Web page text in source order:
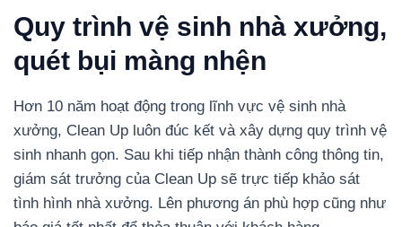
Quy trình vệ sinh nhà xưởng,
quét bụi màng nhện
Hơn 10 năm hoạt động trong lĩnh vực vệ sinh nhà
xưởng, Clean Up luôn đúc kết và xây dựng quy trình vệ
sinh nhanh gọn. Sau khi tiếp nhận thành công thông tin,
giám sát trưởng của Clean Up sẽ trực tiếp khảo sát
tình hình nhà xưởng. Lên phương án phù hợp cũng như